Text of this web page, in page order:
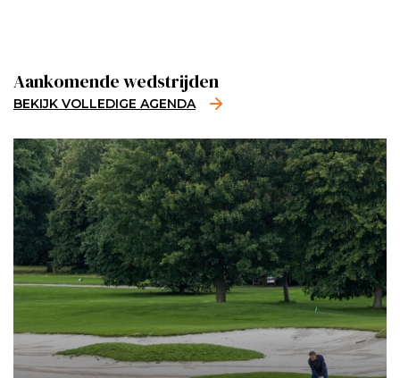
Aankomende wedstrijden
BEKIJK VOLLEDIGE AGENDA